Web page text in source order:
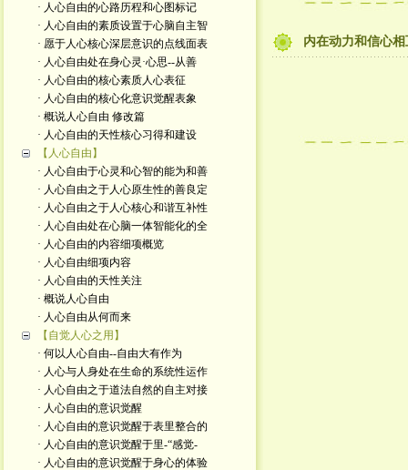
· 人心自由的心路历程和心图标记
· 人心自由的素质设置于心脑自主智
· 愿于人心核心深层意识的点线面表
· 人心自由处在身心灵·心思--从善
· 人心自由的核心素质人心表征
· 人心自由的核心化意识觉醒表象
· 概说人心自由 修改篇
· 人心自由的天性核心习得和建设
【人心自由】
· 人心自由于心灵和心智的能为和善
· 人心自由之于人心原生性的善良定
· 人心自由之于人心核心和谐互补性
· 人心自由处在心脑一体智能化的全
· 人心自由的内容细项概览
· 人心自由细项内容
· 人心自由的天性关注
· 概说人心自由
· 人心自由从何而来
【自觉人心之用】
· 何以人心自由--自由大有作为
· 人心与人身处在生命的系统性运作
· 人心自由之于道法自然的自主对接
· 人心自由的意识觉醒
· 人心自由的意识觉醒于表里整合的
· 人心自由的意识觉醒于里-“感觉-
· 人心自由的意识觉醒于身心的体验
内在动力和信心